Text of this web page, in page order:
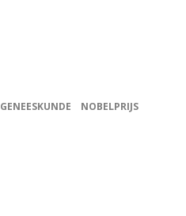
GENEESKUNDE
NOBELPRIJS